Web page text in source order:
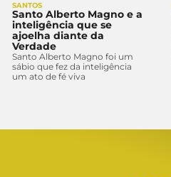
SANTOS
Santo Alberto Magno e a
inteligência que se
ajoelha diante da
Verdade
Santo Alberto Magno foi um
sábio que fez da inteligência
um ato de fé viva